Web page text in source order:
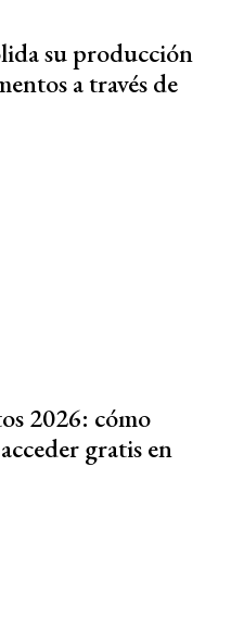
su producción
a través de
2026: cómo
gratis en